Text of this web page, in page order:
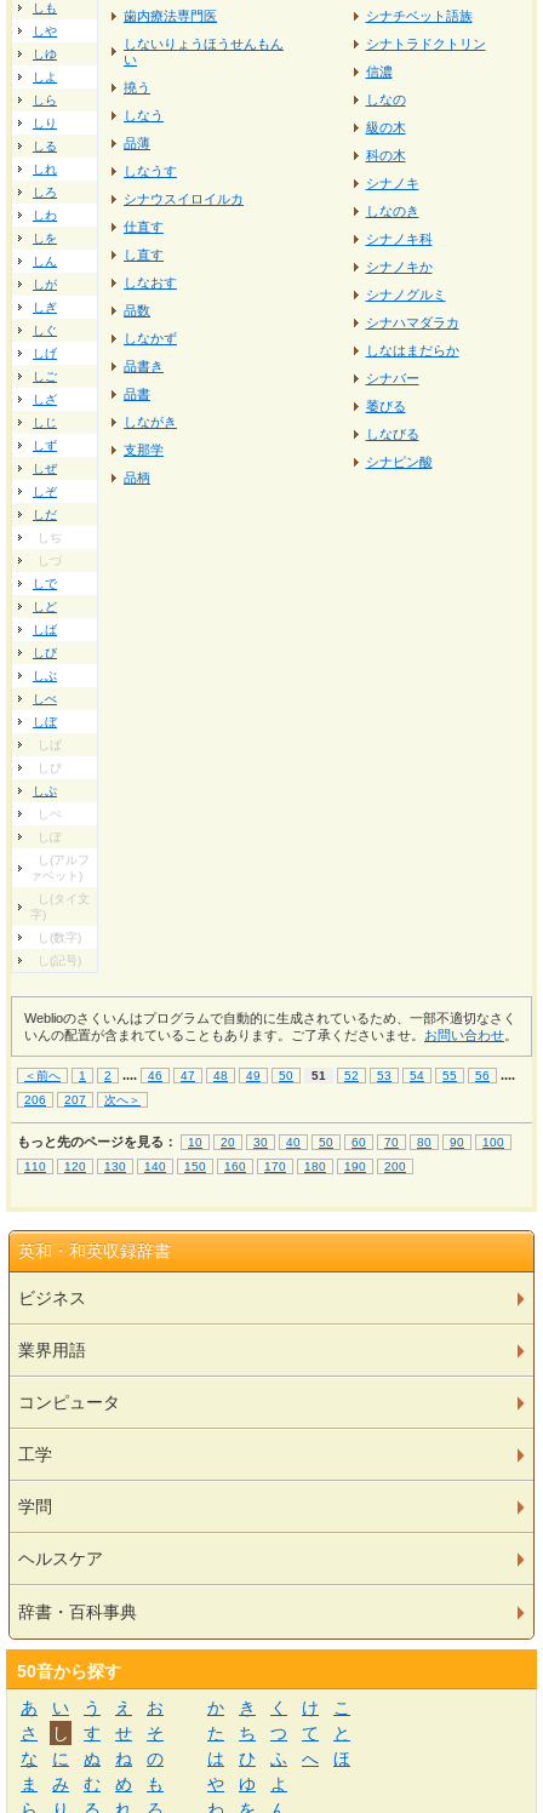
しも
しや
しゆ
しよ
しら
しり
しる
しれ
しろ
しわ
しを
しん
しが
しぎ
しぐ
しげ
しご
しざ
しじ
しず
しぜ
しぞ
しだ
しぢ
しづ
しで
しど
しば
しび
しぶ
しべ
しぼ
しぱ
しぴ
しぷ
しぺ
しぽ
し(アルフ
ァベット)
し(タイ文
字)
し(数字)
し(記号)
歯内療法専門医
しないりょうほうせんもん
い
撓う
しなう
品薄
しなうす
シナウスイロイルカ
仕直す
し直す
しなおす
品数
しなかず
品書き
品書
しながき
支那学
品柄
シナチベット語族
シナトラドクトリン
信濃
しなの
級の木
科の木
シナノキ
しなのき
シナノキ科
シナノキか
シナノグルミ
シナハマダラカ
しなはまだらか
シナバー
萎びる
しなびる
シナピン酸
Weblioのさくいんはプログラムで自動的に生成されているため、一部不適切なさく
いんの配置が含まれていることもあります。ご了承くださいませ。 お問い合わせ
＜前へ 1 2 .... 46 47 48 49 50 51 52 53 54 55 56 ....
206 207 次へ＞
もっと先のページを見る： 10 20 30 40 50 60 70 80 90
100
110
120 130 140 150 160 170 180 190 200
英和・和英収録辞書
ビジネス
業界用語
コンピュータ
工学
学問
ヘルスケア
辞書・百科事典
50音から探す
あ
い う え お か き く け
こ
さ
し す せ そ た ち つ て
と
な
に ぬ ね の は ひ ふ へ
ほ
ま
み む め も や ゆ
よ